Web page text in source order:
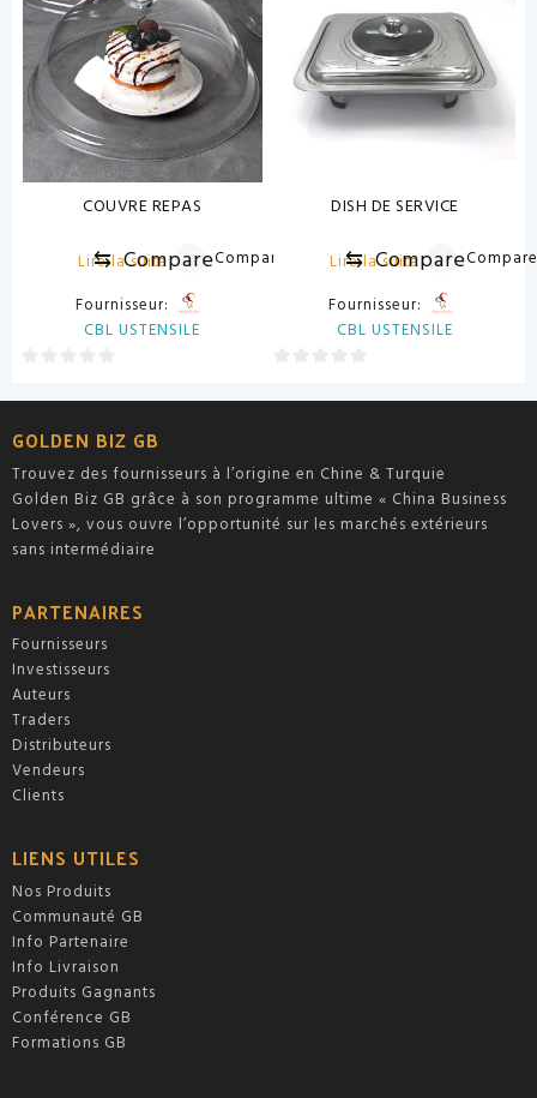
COUVRE REPAS
Lire la suite
⇆ CompareCompare
Fournisseur:
CBL USTENSILE
sur
DISH DE SERVICE
Lire la suite
⇆ Compare
Fournisseur:
CBL USTENSILE
sur
GOLDEN BIZ GB
Trouvez des fournisseurs à l’origine en Chine & Turquie
Golden Biz GB grâce à son programme ultime « China Business
Lovers », vous ouvre l’opportunité sur les marchés extérieurs
sans intermédiaire
PARTENAIRES
Fournisseurs
Investisseurs
Auteurs
Traders
Distributeurs
Vendeurs
Clients
LIENS UTILES
Nos Produits
Communauté GB
Info Partenaire
Info Livraison
Produits Gagnants
Conférence GB
Formations GB